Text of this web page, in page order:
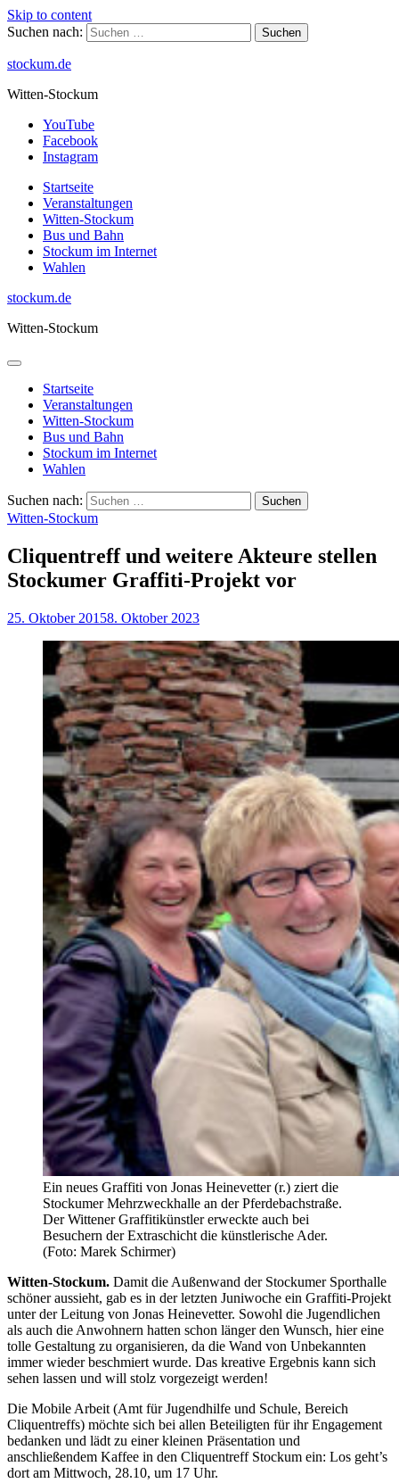
Skip to content
Suchen nach:
stockum.de
Witten-Stockum
YouTube
Facebook
Instagram
Startseite
Veranstaltungen
Witten-Stockum
Bus und Bahn
Stockum im Internet
Wahlen
stockum.de
Witten-Stockum
Startseite
Veranstaltungen
Witten-Stockum
Bus und Bahn
Stockum im Internet
Wahlen
Suchen nach:
Witten-Stockum
Cliquentreff und weitere Akteure stellen
Stockumer Graffiti-Projekt vor
25. Oktober 20158. Oktober 2023
Ein neues Graffiti von Jonas Heinevetter (r.) ziert die
Stockumer Mehrzweckhalle an der Pferdebachstraße.
Der Wittener Graffitikünstler erweckte auch bei
Besuchern der Extraschicht die künstlerische Ader.
(Foto: Marek Schirmer)
Witten-Stockum. Damit die Außenwand der Stockumer Sporthalle
schöner aussieht, gab es in der letzten Juniwoche ein Graffiti-Projekt
unter der Leitung von Jonas Heinevetter. Sowohl die Jugendlichen
als auch die Anwohnern hatten schon länger den Wunsch, hier eine
tolle Gestaltung zu organisieren, da die Wand von Unbekannten
immer wieder beschmiert wurde. Das kreative Ergebnis kann sich
sehen lassen und will stolz vorgezeigt werden!
Die Mobile Arbeit (Amt für Jugendhilfe und Schule, Bereich
Cliquentreffs) möchte sich bei allen Beteiligten für ihr Engagement
bedanken und lädt zu einer kleinen Präsentation und
anschließendem Kaffee in den Cliquentreff Stockum ein: Los geht’s
dort am Mittwoch, 28.10, um 17 Uhr.